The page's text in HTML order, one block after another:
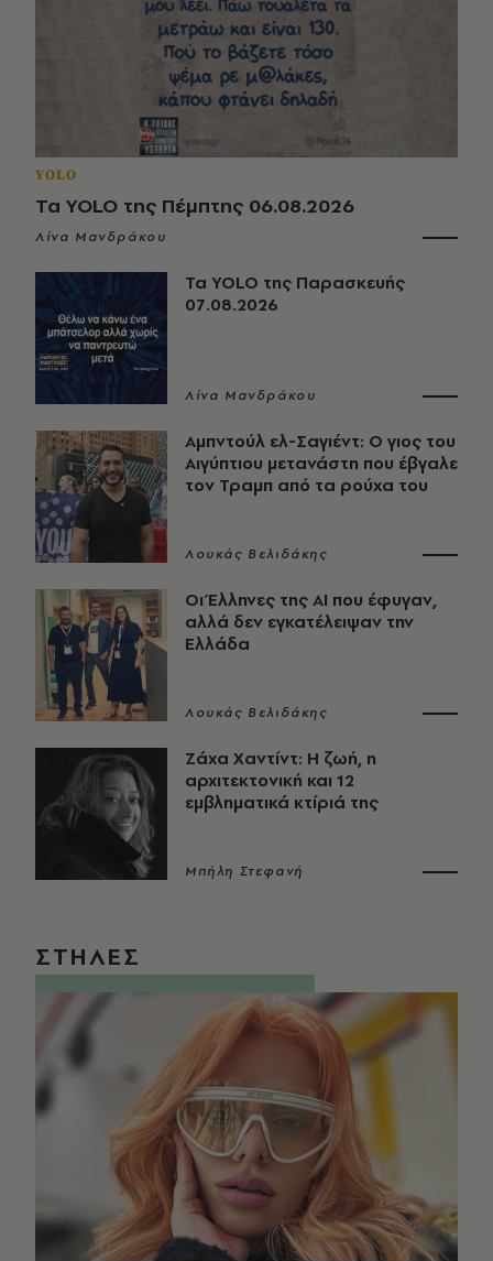
YOLO
Τα YOLO της Πέμπτης 06.08.2026
Λίνα Μανδράκου
Τα YOLO της Παρασκευής
07.08.2026
Λίνα Μανδράκου
Αμπντούλ ελ-Σαγιέντ: Ο γιος του
Αιγύπτιου μετανάστη που έβγαλε
τον Τραμπ από τα ρούχα του
Λουκάς Βελιδάκης
Οι Έλληνες της ΑΙ που έφυγαν,
αλλά δεν εγκατέλειψαν την
Ελλάδα
Λουκάς Βελιδάκης
Ζάχα Χαντίντ: Η ζωή, η
αρχιτεκτονική και 12
εμβληματικά κτίριά της
Μπήλη Στεφανή
ΣΤΗΛΕΣ